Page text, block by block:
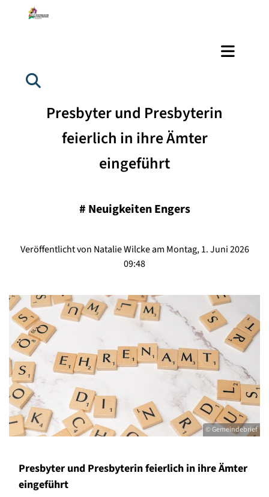
Presbyter und Presbyterin
feierlich in ihre Ämter
eingeführt
# Neuigkeiten Engers
Veröffentlicht von Natalie Wilcke am Montag, 1. Juni 2026
09:48
© Gemeindebrief
Presbyter und Presbyterin feierlich in ihre Ämter
eingeführt